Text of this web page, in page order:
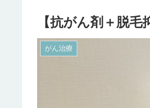
【抗がん剤＋脱
がん治療